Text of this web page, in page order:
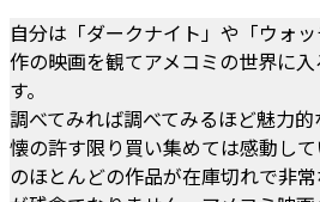
自分は「ダークナイト」や「ウォ
作の映画を観てアメコミの世界に
す。
調べてみれば調べてみるほど魅力的
懐の許す限り買い集めては感動し
のほとんどの作品が在庫切れで非